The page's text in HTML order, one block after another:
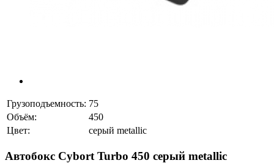
Грузоподъемность: 75
Объём:
450
Цвет:
серый metallic
Автобокс Cybort Turbo 450 серый metallic